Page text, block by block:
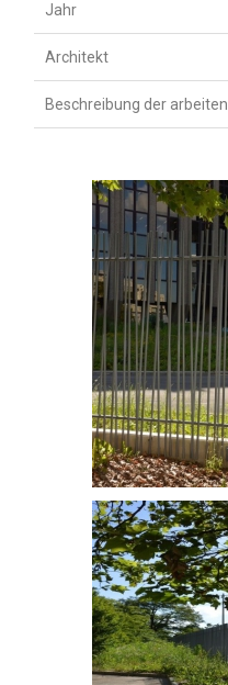
Jahr
Architekt
Beschreibung der arbeiten